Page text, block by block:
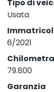
Tipo di
Usata
6/2021
79.800
Garanzia